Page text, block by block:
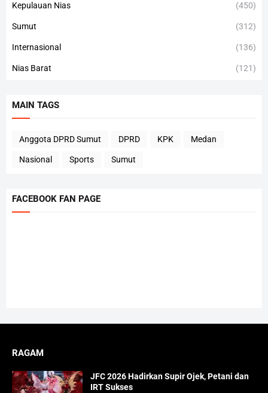
Kepulauan Nias (450)
Sumut (312)
Internasional (136)
Nias Barat (121)
MAIN TAGS
Anggota DPRD Sumut DPRD KPK Medan
Nasional Sports Sumut
FACEBOOK FAN PAGE
RAGAM
JFC 2026 Hadirkan Supir Ojek, Petani dan
IRT Sukses